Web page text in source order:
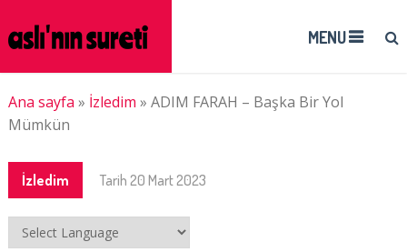
MENU
Ana sayfa » İzledim » ADIM FARAH – Başka Bir Yol
Mümkün
İzledim Tarih 20 Mart 2023